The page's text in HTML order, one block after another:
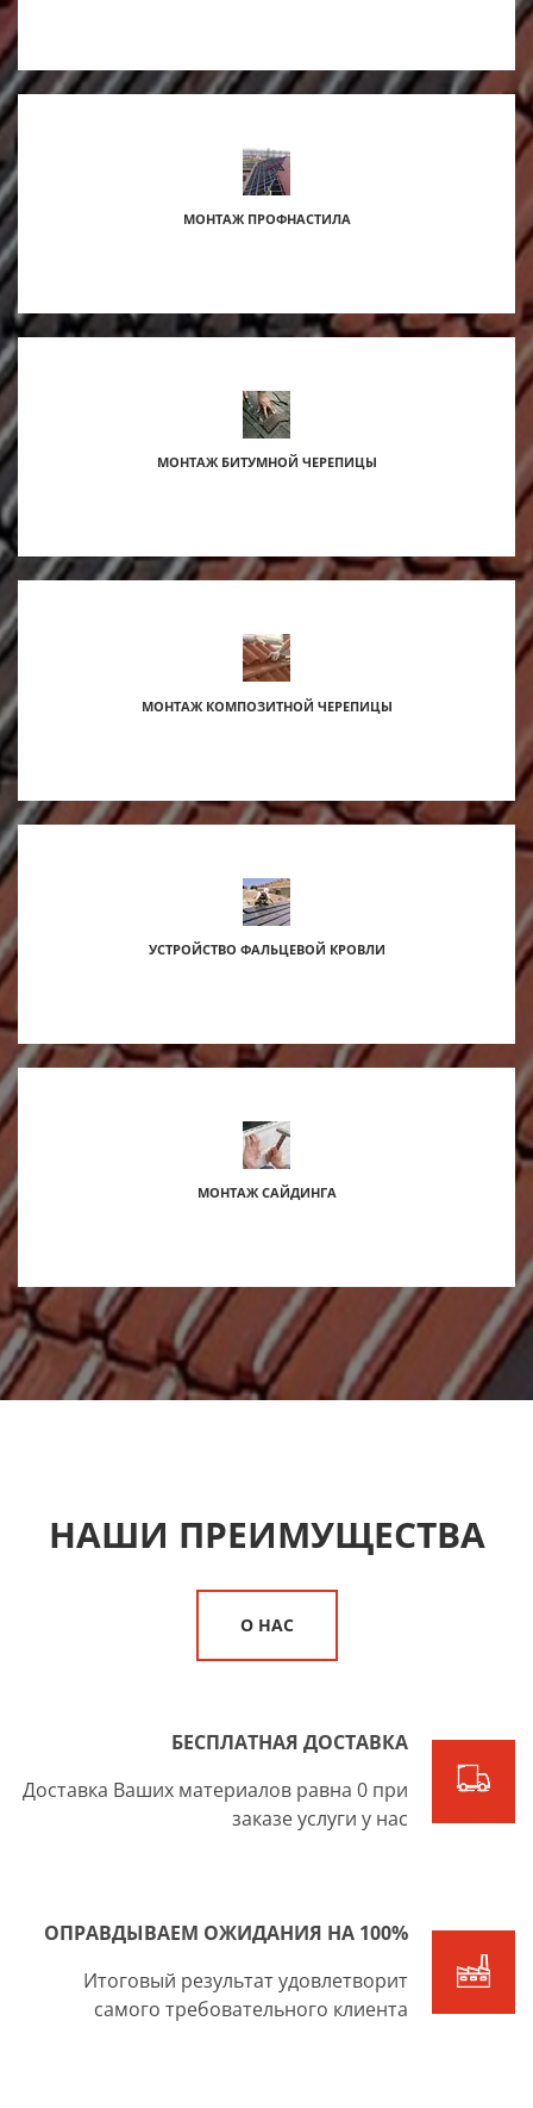
МОНТАЖ ПРОФНАСТИЛА
МОНТАЖ БИТУМНОЙ ЧЕРЕПИЦЫ
МОНТАЖ КОМПОЗИТНОЙ ЧЕРЕПИЦЫ
УСТРОЙСТВО ФАЛЬЦЕВОЙ КРОВЛИ
МОНТАЖ САЙДИНГА
НАШИ ПРЕИМУЩЕСТВА
О НАС
БЕСПЛАТНАЯ ДОСТАВКА
Доставка Ваших материалов равна 0 при
заказе услуги у нас
ОПРАВДЫВАЕМ ОЖИДАНИЯ НА 100%
Итоговый результат удовлетворит
самого требовательного клиента